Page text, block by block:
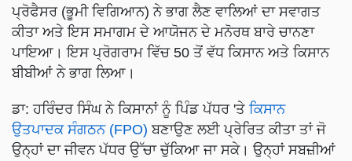
ਪ੍ਰੋਫੈਸਰ (ਭੂਮੀ ਵਿਗਿਆਨ) ਨੇ ਭਾਗ ਲੈਣ ਵਾਲਿਆਂ ਦਾ ਸਵਾਗਤ
ਕੀਤਾ ਅਤੇ ਇਸ ਸਮਾਗਮ ਦੇ ਆਯੋਜਨ ਦੇ ਮਨੋਰਥ ਬਾਰੇ ਚਾਨਣਾ
ਪਾਇਆ। ਇਸ ਪ੍ਰੋਗਰਾਮ ਵਿੱਚ 50 ਤੋਂ ਵੱਧ ਕਿਸਾਨ ਅਤੇ ਕਿਸਾਨ
ਬੀਬੀਆਂ ਨੇ ਭਾਗ ਲਿਆ।
ਡਾ: ਹਰਿੰਦਰ ਸਿੰਘ ਨੇ ਕਿਸਾਨਾਂ ਨੂੰ ਪਿੰਡ ਪੱਧਰ 'ਤੇ ਕਿਸਾਨ
ਉਤਪਾਦਕ ਸੰਗਠਨ (FPO) ਬਣਾਉਣ ਲਈ ਪ੍ਰੇਰਿਤ ਕੀਤਾ ਤਾਂ ਜੋ
ਉਨ੍ਹਾਂ ਦਾ ਜੀਵਨ ਪੱਧਰ ਉੱਚਾ ਚੁੱਕਿਆ ਜਾ ਸਕੇ। ਉਨ੍ਹਾਂ ਸਬਜ਼ੀਆਂ